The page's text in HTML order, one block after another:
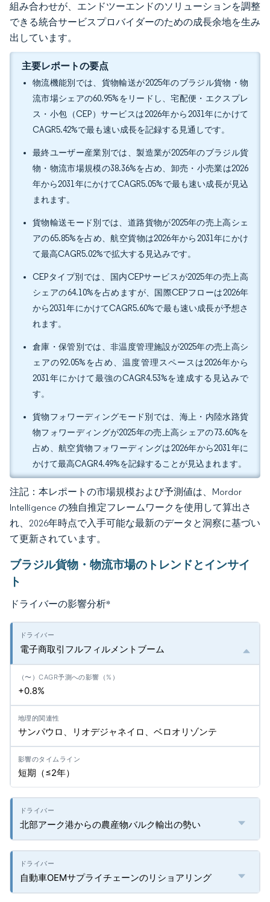
組み合わせが、エンドツーエンドのソリューションを調整
できる統合サービスプロバイダーのための成長余地を生み
出しています。
主要レポートの要点
物流機能別では、貨物輸送が2025年のブラジル貨物・物
流市場シェアの60.95%をリードし、宅配便・エクスプレ
ス・小包（CEP）サービスは2026年から2031年にかけて
CAGR5.42%で最も速い成長を記録する見通しです。
最終ユーザー産業別では、製造業が2025年のブラジル貨
物・物流市場規模の38.36%を占め、卸売・小売業は2026
年から2031年にかけてCAGR5.05%で最も速い成長が見込
まれます。
貨物輸送モード別では、道路貨物が2025年の売上高シェ
アの65.85%を占め、航空貨物は2026年から2031年にかけ
て最高CAGR5.02%で拡大する見込みです。
CEPタイプ別では、国内CEPサービスが2025年の売上高
シェアの64.10%を占めますが、国際CEPフローは2026年
から2031年にかけてCAGR5.60%で最も速い成長が予想さ
れます。
倉庫・保管別では、非温度管理施設が2025年の売上高シ
ェアの92.05%を占め、温度管理スペースは2026年から
2031年にかけて最強のCAGR4.53%を達成する見込みで
す。
貨物フォワーディングモード別では、海上・内陸水路貨
物フォワーディングが2025年の売上高シェアの73.60%を
占め、航空貨物フォワーディングは2026年から2031年に
かけて最高CAGR4.49%を記録することが見込まれます。
注記：本レポートの市場規模および予測値は、Mordor
Intelligence の独自推定フレームワークを使用して算出さ
れ、2026年時点で入手可能な最新のデータと洞察に基づい
て更新されています。
ブラジル貨物・物流市場のトレンドとインサイ
ト
ドライバーの影響分析*
電子商取引フルフィルメントブーム
+0.8%
サンパウロ、リオデジャネイロ、ベロオリゾンテ
短期（≤2年）
北部アーク港からの農産物バルク輸出の勢い
自動車OEMサプライチェーンのリショアリング